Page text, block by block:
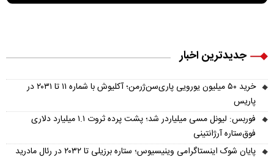
جدیدترین اخبار
خرید ۵۰ میلیون یورویی پاری‌سن‌ژرمن؛ آکلیوش با شماره ۱۱ تا ۲۰۳۱ در
پاریس
فوربس: لیونل مسی میلیاردر شد؛ پشت پرده ثروت ۱.۱ میلیارد دلاری
فوق‌ستاره آرژانتینی
پایان شوک اینستاگرامی وینیسیوس؛ ستاره برزیلی تا ۲۰۳۲ در رئال مادرید